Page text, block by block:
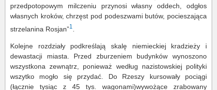
przedpotopowym milczeniu przynosi własny oddech, odgłos
własnych kroków, chrzęst pod podeszwami butów, pocieszająca
strzelanina Rosjan”1
Kolejne rozdziały podkreślają skalę niemieckiej kradzieży i
dewastacji miasta. Przed zburzeniem budynków wynoszono
wszystkona zewnątrz, ponieważ według nazistowskiej polityki
wszytko mogło się przydać. Do Rzeszy kursowały pociągi
(łącznie tysiąc z 45 tys. wagonami)wywożące zrabowany